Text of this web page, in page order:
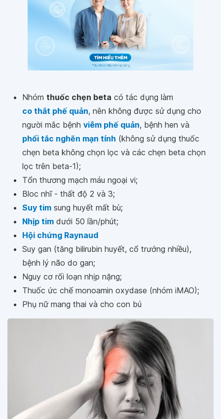
Nhóm thuốc chẹn beta có tác dụng làm
co thắt phế quản, nên không được sử dụng cho
người mắc bệnh viêm phế quản, bệnh hen và
phổi tắc nghẽn mạn tính (không sử dụng thuốc
chẹn beta không chọn lọc và các chẹn beta chọn
lọc trên beta-1);
Tổn thương mạch máu ngoại vi;
Bloc nhĩ - thất độ 2 và 3;
Suy tim sung huyết mất bù;
Nhịp tim dưới 50 lần/phút;
Hội chứng Raynaud
Suy gan (tăng bilirubin huyết, cổ trướng nhiều),
bệnh lý não do gan;
Nguy cơ rối loạn nhịp nặng;
Thuốc ức chế monoamin oxydase (nhóm iMAO);
Phụ nữ mang thai và cho con bú